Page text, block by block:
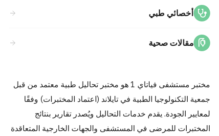
أخصائي طبي
مقالات صحية
مختبر مستشفى فياتاي 1 هو مختبر تحاليل طبية معتمد من قبل
جمعية التكنولوجيا الطبية في تايلاند (اعتماد المختبرات) وفقًا
لمعايير الجودة. يقدم خدمات التحاليل ويُصدر تقارير بنتائج
المختبرات للمرضى في المستشفى والجهات الخارجية المتعاقدة